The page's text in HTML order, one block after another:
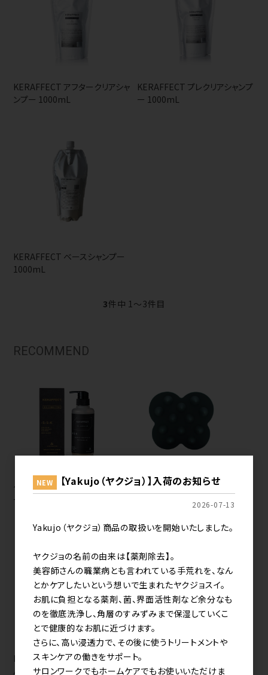
KERAFFECT アフタークリアシャ
ンプー 1000mL
KERAFFECT プレクリアシャンプ
ー 1000mL
KERAFFECT ベースシャンプー
1000mL
3件中 1〜3件目
RECOMMEND
ケラフェクトバイオコネクタ
ー 300g
uka スカルプブラシ
hairU original oil-in ジェ
ルグリース 100g【8種の香り】
LS リケラオイル 100ml
NEW 【Yakujo（ヤクジョ）】入荷のお知らせ
2026-07-13
Yakujo（ヤクジョ）商品の取扱いを開始いたしました。
ヤクジョの名前の由来は【薬剤除去】。
美容師さんの職業病とも言われている手荒れを、なん
とかケアしたいという想いで生まれたヤクジョスイ。
お肌に負担となる薬剤、菌、界面活性剤など余分なも
のを徹底洗浄し、角層のすみずみまで保湿していくこ
とで健康的なお肌に近づけます。
さらに、高い浸透力で、その後に使うトリートメントや
スキンケアの働きをサポート。
サロンワークでもホームケアでもお使いいただけま